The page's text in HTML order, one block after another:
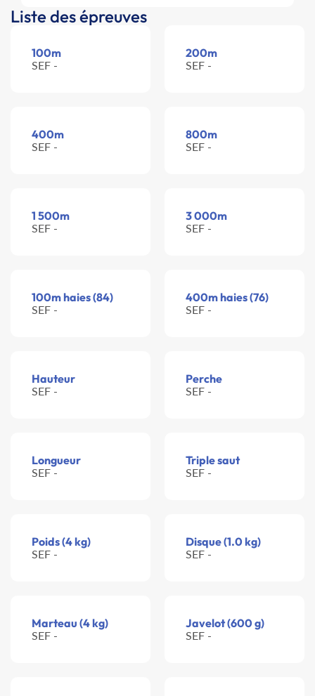
Liste des épreuves
100m
SEF -
200m
SEF -
400m
SEF -
800m
SEF -
1 500m
SEF -
3 000m
SEF -
100m haies (84)
SEF -
400m haies (76)
SEF -
Hauteur
SEF -
Perche
SEF -
Longueur
SEF -
Triple saut
SEF -
Poids (4 kg)
SEF -
Disque (1.0 kg)
SEF -
Marteau (4 kg)
SEF -
Javelot (600 g)
SEF -